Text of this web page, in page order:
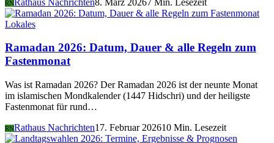
RN
Lokales
Ramadan 2026: Datum, Dauer & alle Regeln zum
Fastenmonat
Was ist Ramadan 2026? Der Ramadan 2026 ist der neunte Monat
im islamischen Mondkalender (1447 Hidschri) und der heiligste
Fastenmonat für rund…
RNRathaus Nachrichten17. Februar 202610 Min. Lesezeit